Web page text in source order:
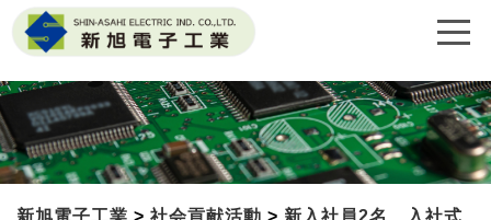
新旭電子工業 > 社会貢献活動 > 新入社員2名 入社式